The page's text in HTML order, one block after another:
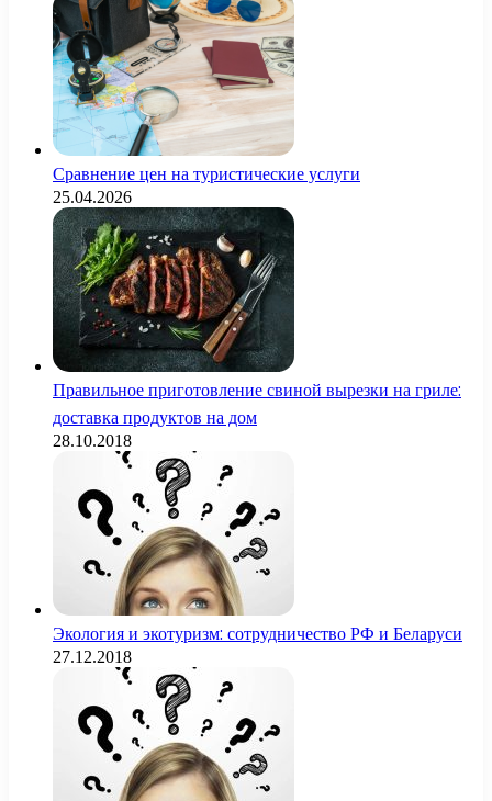
Сравнение цен на туристические услуги
25.04.2026
Правильное приготовление свиной вырезки на гриле:
доставка продуктов на дом
28.10.2018
Экология и экотуризм: сотрудничество РФ и Беларуси
27.12.2018